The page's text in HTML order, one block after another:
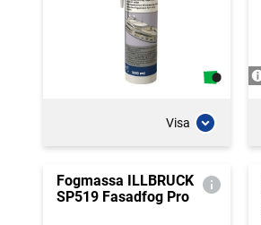
Visa
Fogmassa ILLBRUCK
SP519 Fasadfog Pro